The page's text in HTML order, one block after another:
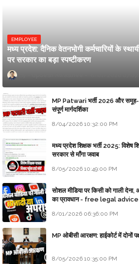
EMPLOYEE
मध्य प्रदेश: दैनिक वेतनभोगी कर्मचारियों के
पर सरकार का बड़ा स्पष्टीकरण
MP Patwari भर्ती 2026 और समूह-
संपूर्ण मार्गदर्शिका
8/04/2026 10:32:00 PM
मध्य प्रदेश शिक्षक भर्ती 2025: विशेष
सरकार से माँगा जवाब
8/05/2026 10:49:00 PM
सोशल मीडिया पर किसी को गाली
का प्रावधान - free legal advice
8/01/2026 06:36:00 PM
MP ओबीसी आरक्षण: हाईकोर्ट में दोनों
8/05/2026 10:35:00 PM